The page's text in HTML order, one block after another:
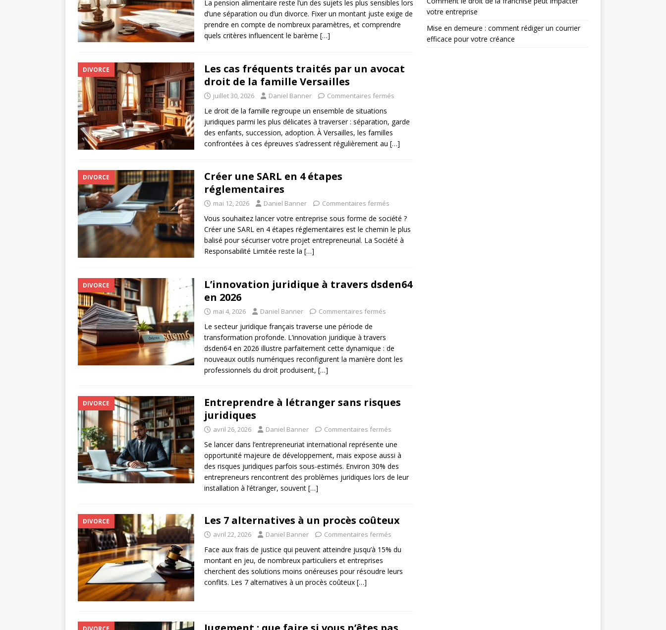
DROIT
La pension alimentaire reste l’un des sujets les plus sensibles lors
d’une séparation ou d’un divorce. Fixer un montant juste exige de
prendre en compte de nombreux paramètres, et comprendre
quels critères influencent le barème […]
DIVORCE
Les cas fréquents traités par un avocat
droit de la famille Versailles
juillet 30, 2026 Daniel Banner Commentaires fermés
Le droit de la famille regroupe un ensemble de situations
juridiques parmi les plus délicates à traverser : séparation, garde
des enfants, succession, adoption. À Versailles, les familles
confrontées à ces épreuves s’adressent régulièrement au […]
DIVORCE
Créer une SARL en 4 étapes
réglementaires
mai 12, 2026 Daniel Banner Commentaires fermés
Vous souhaitez lancer votre entreprise sous forme de société ?
Créer une SARL en 4 étapes réglementaires est le chemin le plus
balisé pour sécuriser votre projet entrepreneurial. La Société à
Responsabilité Limitée reste la […]
DIVORCE
L’innovation juridique à travers dsden64
en 2026
mai 4, 2026 Daniel Banner Commentaires fermés
Le secteur juridique français traverse une période de
transformation profonde. L’innovation juridique à travers
dsden64 en 2026 illustre parfaitement cette dynamique : de
nouveaux outils numériques reconfigurent la manière dont les
professionnels du droit produisent, […]
DIVORCE
Entreprendre à létranger sans risques
juridiques
avril 26, 2026 Daniel Banner Commentaires fermés
Se lancer dans l’entrepreneuriat international représente une
opportunité majeure de développement, mais expose aussi à
des risques juridiques parfois sous-estimés. Environ 30% des
entrepreneurs rencontrent des problèmes juridiques lors de leur
installation à l’étranger, souvent […]
DIVORCE Les 7 alternatives à un procès coûteux
avril 22, 2026 Daniel Banner Commentaires fermés
Face aux frais de justice qui peuvent atteindre jusqu’à 15% du
montant en jeu, de nombreux particuliers et entreprises
cherchent des solutions moins onéreuses pour résoudre leurs
conflits. Les 7 alternatives à un procès coûteux […]
votre entreprise
Mise en demeure : comment rédiger un courrier
efficace pour votre créance